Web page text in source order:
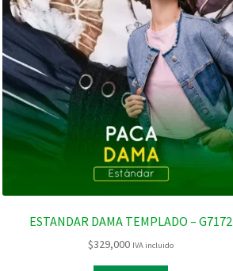
ESTANDAR DAMA TEMPLADO – G7172
$329,000 IVA incluido